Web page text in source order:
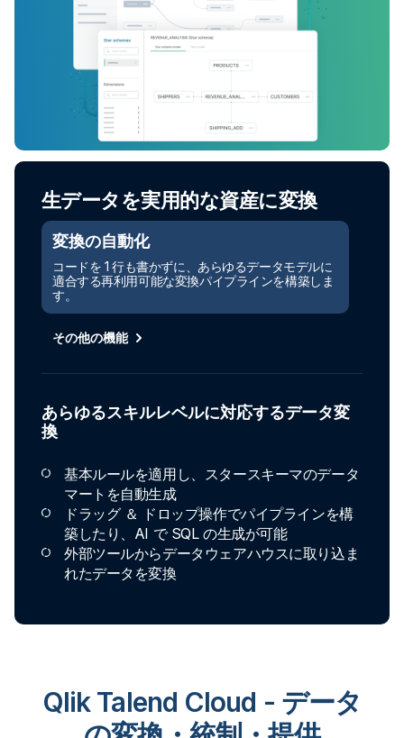
生データを実用的な資産に変換
変換の自動化
コードを 1 行も書かずに、あらゆるデータモデルに
適合する再利用可能な変換パイプラインを構築しま
す。
その他の機能
あらゆるスキルレベルに対応するデータ変
換
基本ルールを適用し、スタースキーマのデータ
マートを自動生成
ドラッグ ＆ ドロップ操作でパイプラインを構
築したり、AI で SQL の生成が可能
外部ツールからデータウェアハウスに取り込ま
れたデータを変換
Qlik Talend Cloud - データ